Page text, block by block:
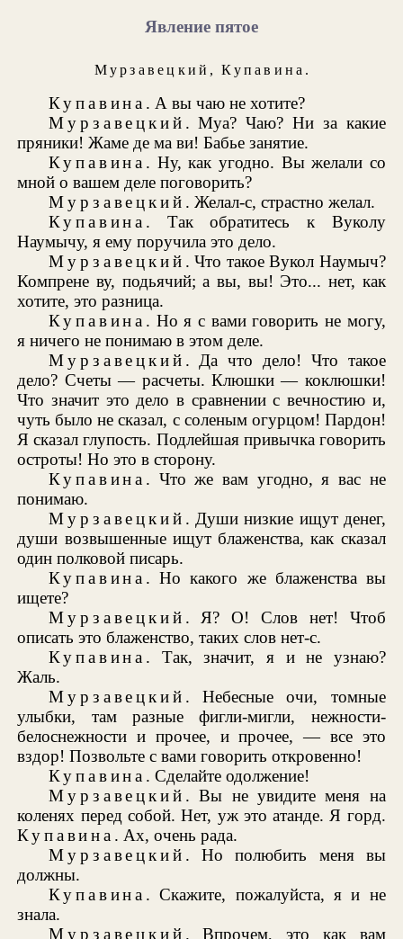
Явление пятое
Мурзавецкий ,Купавина .
Купавина . А вы чаю не хотите?
Мурзавецкий . Муа? Чаю? Ни за какие
пряники! Жаме де ма ви! Бабье занятие.
Купавина . Ну, как угодно. Вы желали со
мной о вашем деле поговорить?
Мурзавецкий . Желал-с, страстно желал.
Купавина . Так обратитесь к Вуколу
Наумычу, я ему поручила это дело.
Мурзавецкий . Что такое Вукол Наумыч?
Компрене ву, подьячий; а вы, вы! Это... нет, как
хотите, это разница.
Купавина . Но я с вами говорить не могу,
я ничего не понимаю в этом деле.
Мурзавецкий . Да что дело! Что такое
дело? Счеты — расчеты. Клюшки — коклюшки!
Что значит это дело в сравнении с вечностию и,
чуть было не сказал, с соленым огурцом! Пардон!
Я сказал глупость. Подлейшая привычка говорить
остроты! Но это в сторону.
Купавина . Что же вам угодно, я вас не
понимаю.
Мурзавецкий . Души низкие ищут денег,
души возвышенные ищут блаженства, как сказал
один полковой писарь.
Купавина . Но какого же блаженства вы
ищете?
Мурзавецкий . Я? О! Слов нет! Чтоб
описать это блаженство, таких слов нет-с.
Купавина . Так, значит, я и не узнаю?
Жаль.
Мурзавецкий . Небесные очи, томные
улыбки, там разные фигли-мигли, нежности-
белоснежности и прочее, и прочее, — все это
вздор! Позвольте с вами говорить откровенно!
Купавина . Сделайте одолжение!
Мурзавецкий . Вы не увидите меня на
коленях перед собой. Нет, уж это атанде. Я горд.
Купавина . Ах, очень рада.
Мурзавецкий . Но полюбить меня вы
должны.
Купавина . Скажите, пожалуйста, я и не
знала.
Мурзавецкий . Впрочем, это как вам